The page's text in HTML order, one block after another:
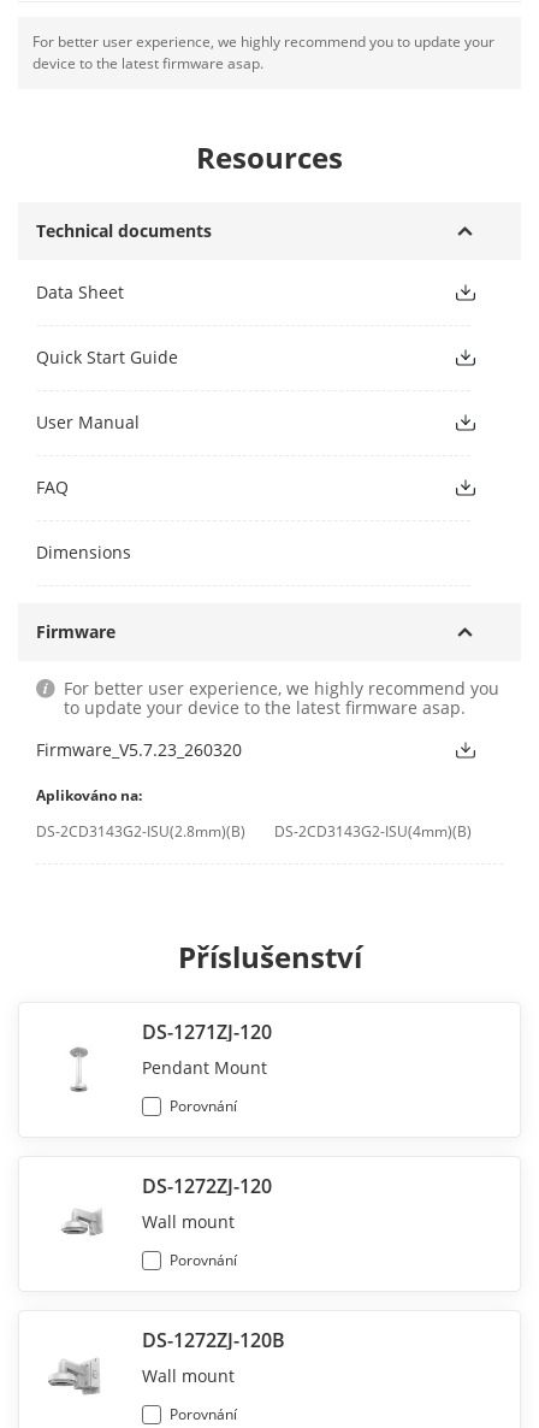
For better user experience, we highly recommend you to update your
device to the latest firmware asap.
Resources
Technical documents
Data Sheet
Quick Start Guide
User Manual
FAQ
Dimensions
Firmware
For better user experience, we highly recommend you
to update your device to the latest firmware asap.
Firmware_V5.7.23_260320
Aplikováno na:
DS-2CD3143G2-ISU(2.8mm)(B)
DS-2CD3143G2-ISU(4mm)(B)
Příslušenství
DS-1271ZJ-120
Pendant Mount
Porovnání
DS-1272ZJ-120
Wall mount
Porovnání
DS-1272ZJ-120B
Wall mount
Porovnání